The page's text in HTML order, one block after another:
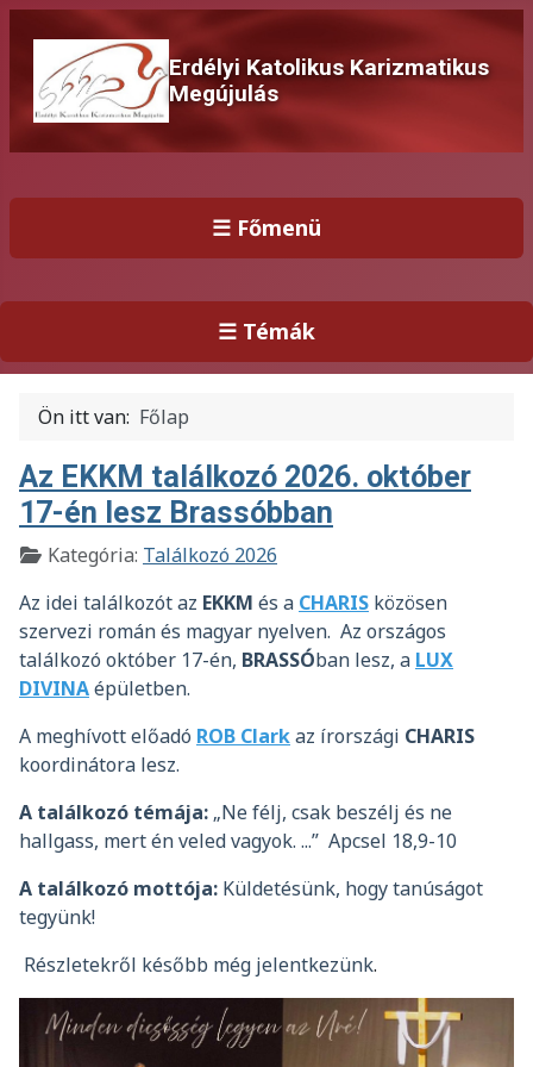
Erdélyi Katolikus Karizmatikus
Megújulás
☰ Főmenü
☰ Témák
Ön itt van: Főlap
Az EKKM találkozó 2026. október
17-én lesz Brassóbban
Részletek
Kategória: Találkozó 2026
Az idei találkozót az EKKM és a CHARIS közösen
szervezi román és magyar nyelven. Az országos
találkozó október 17-én, BRASSÓban lesz, a LUX
DIVINAépületben.
A meghívott előadó ROB Clarkaz írországi CHARIS
koordinátora lesz.
A találkozó témája: „Ne félj, csak beszélj és ne
hallgass, mert én veled vagyok. ...” Apcsel 18,9-10
A találkozó mottója: Küldetésünk, hogy tanúságot
tegyünk!
Részletekről később még jelentkezünk.